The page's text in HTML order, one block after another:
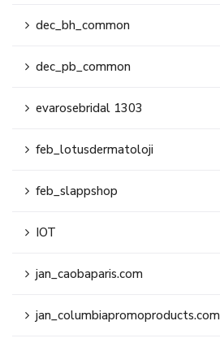
dec_bh_common
dec_pb_common
evarosebridal 1303
feb_lotusdermatoloji
feb_slappshop
IOT
jan_caobaparis.com
jan_columbiapromoproducts.com